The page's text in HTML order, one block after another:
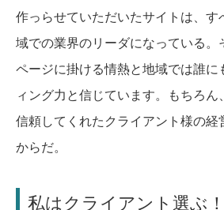
作っらせていただいたサイトは、す
域での業界のリーダになっている。
ページに掛ける情熱と地域では誰に
ィング力と信じています。もちろん
信頼してくれたクライアント様の経
からだ。
私はクライアント選ぶ！